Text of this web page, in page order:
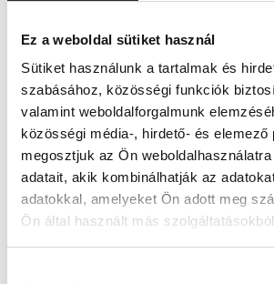
Ez a weboldal sütiket használ
Sütiket használunk a tartalmak és
szabásához, közösségi funkciók
valamint weboldalforgalmunk
közösségi média-, hirdető- és elemező
megosztjuk az Ön
adatait, akik kombinálhatják az
adatokkal, amelyeket Ön adott meg
Ön által használt más
elmulasztja, az érintett – a döntés
határidő utolsó napjától számított 30
bírósághoz fordulhat. A bíróság soron
Ha az adatátvevő jogának
adatokat az érintett tiltakozása miatt
értesítés közlésétől számított 15 napon
adatokhoz való hozzájutás érdekében
fordulhat az adatkezelő ellen. Az
is perbe hívhatja.
Ha az adatkezelő az értesítést